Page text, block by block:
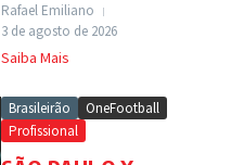
Rafael Emiliano
3 de agosto de 2026
Saiba Mais
Brasileirão
OneFootball
Profissional